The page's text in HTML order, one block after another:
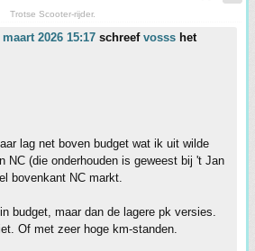
Trotse Scooter-rijder.
2026 15:17 schreef vosss het
lag net boven budget wat ik uit wilde
NC (die onderhouden is geweest bij 't Jan
bovenkant NC markt.
budget, maar dan de lagere pk versies.
Of met zeer hoge km-standen.